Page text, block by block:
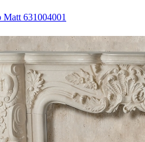
Matt 631004001